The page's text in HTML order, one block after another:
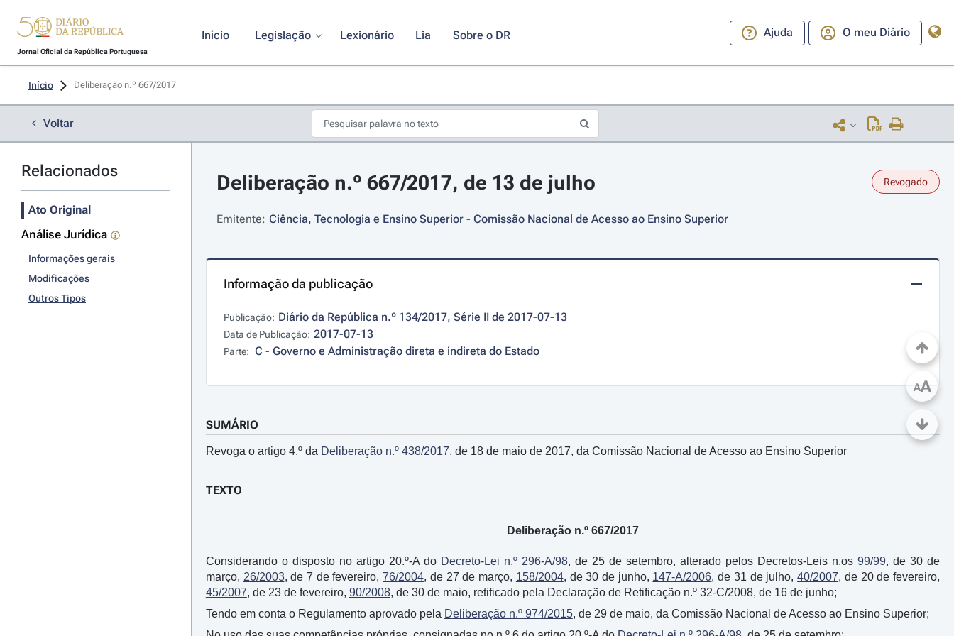
Jornal Oficial da República Portuguesa
Início Legislação Lexionário Lia Sobre o DR Ajuda O meu Diário
Início Deliberação n.º 667/2017
Voltar
Relacionados
Ato Original
Análise Jurídica
Informações gerais
Modificações
Outros Tipos
Deliberação n.º 667/2017, de 13 de julho Revogado
Emitente: Ciência, Tecnologia e Ensino Superior - Comissão Nacional de Acesso ao Ensino Superior
Informação da publicação
Publicação: Diário da República n.º 134/2017, Série II de 2017-07-13
Data de Publicação: 2017-07-13
Parte: C - Governo e Administração direta e indireta do Estado
SUMÁRIO
Revoga o artigo 4.º da Deliberação n.º 438/2017, de 18 de maio de 2017, da Comissão Nacional de Acesso ao Ensino Superior
TEXTO
Deliberação n.º 667/2017
Considerando o disposto no artigo 20.º-A do Decreto-Lei n.º 296-A/98, de 25 de setembro, alterado pelos Decretos-Leis n.os 99/99, de 30 de
março, 26/2003, de 7 de fevereiro,76/2004, de 27 de março, 158/2004, de 30 de junho, 147-A/2006, de 31 de julho,40/2007, de 20 de fevereiro,
45/2007, de 23 de fevereiro, 90/2008, de 30 de maio, retificado pela Declaração de Retificação n.º 32-C/2008, de 16 de junho;
Tendo em conta o Regulamento aprovado pela Deliberação n.º 974/2015, de 29 de maio, da Comissão Nacional de Acesso ao Ensino Superior;
AA